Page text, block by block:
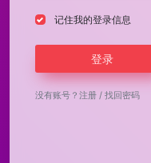
记住我的登录信息
登录
没有账号？ 注册 / 找回密码